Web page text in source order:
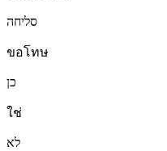
סליחה
ขอโทษ
כן
ใช่
לא